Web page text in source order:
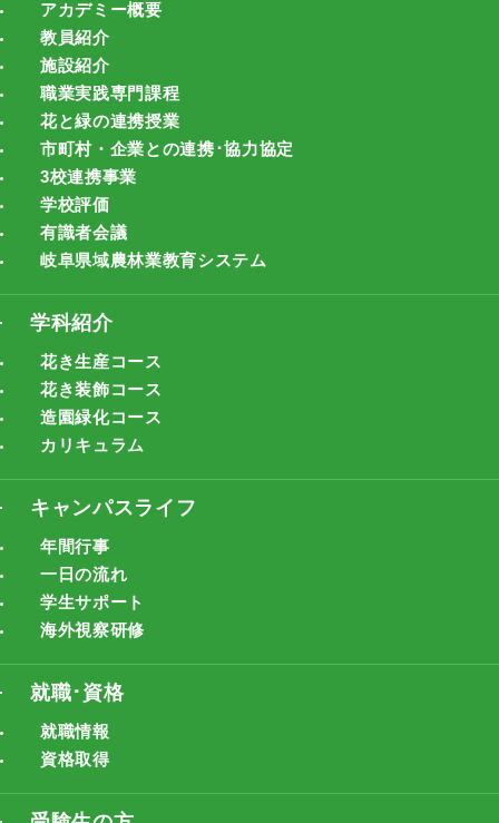
アカデミー概要
教員紹介
施設紹介
職業実践専門課程
花と緑の連携授業
市町村・企業との連携･協力協定
3校連携事業
学校評価
有識者会議
岐阜県域農林業教育システム
学科紹介
花き生産コース
花き装飾コース
造園緑化コース
カリキュラム
キャンパスライフ
年間行事
一日の流れ
学生サポート
海外視察研修
就職･資格
就職情報
資格取得